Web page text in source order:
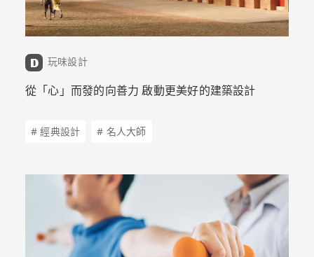
玩味設計
從「心」而發的向善力 啟動更美好的建築設計
# 經典設計 # 名人大師